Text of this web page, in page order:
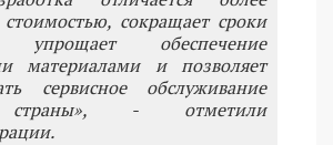
сокращает сроки
упрощает обеспечение
материалами и позволяет
сервисное обслуживание
страны», - отметили